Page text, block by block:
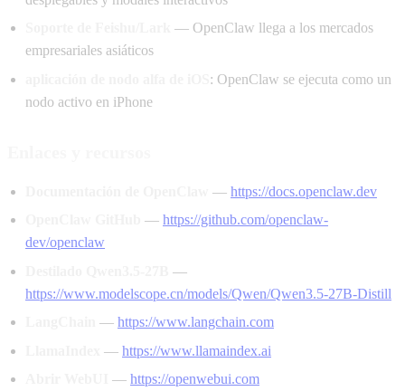
— OpenClaw llega a los mercados
empresariales asiáticos
: OpenClaw se ejecuta como un
nodo activo en iPhone
— https://docs.openclaw.dev
— https://github.com/openclaw-
dev/openclaw
—
https://www.modelscope.cn/models/Qwen/Qwen3.5-27B-Distill
— https://www.langchain.com
— https://www.llamaindex.ai
— https://openwebui.com